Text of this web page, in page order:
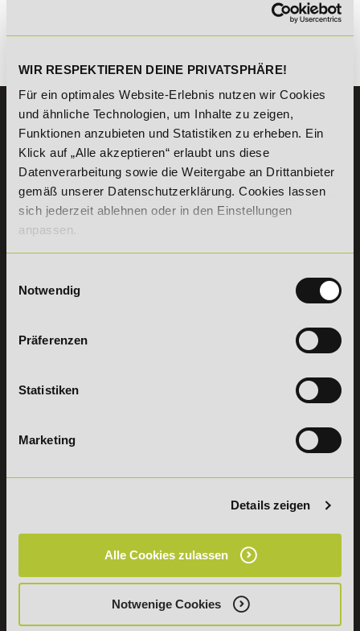
WIR RESPEKTIEREN DEINE PRIVATSPHÄRE!
Für ein optimales Website-Erlebnis nutzen wir Cookies
und ähnliche Technologien, um Inhalte zu zeigen,
Funktionen anzubieten und Statistiken zu erheben. Ein
Klick auf „Alle akzeptieren“ erlaubt uns diese
Datenverarbeitung sowie die Weitergabe an Drittanbieter
gemäß unserer Datenschutzerklärung. Cookies lassen
sich jederzeit ablehnen oder in den Einstellungen
anpassen.
Notwendig
Präferenzen
Statistiken
Marketing
Details zeigen
Alle Cookies zulassen
Notwenige Cookies
Es gibt keine Einträge mit diesem Anfangsbuchstaben.
KONTAKT
07191 - 22986 - 0
+49 (0) 7191 9513203
DeLSt GmbH - Deutsches eLearning Studieninstitut
Willy-Brandt-Platz 2
71522
Erreichbarkeit:
Samstag: 9:00 - 15:00 Uhr
Vertrag
INFORMATIONEN
DeLSt
Studieninfos
Fördermöglichkeiten
Bildungsgutschein
Check
IHK-
Digitales Lernen
Intelligenz
Marketing und